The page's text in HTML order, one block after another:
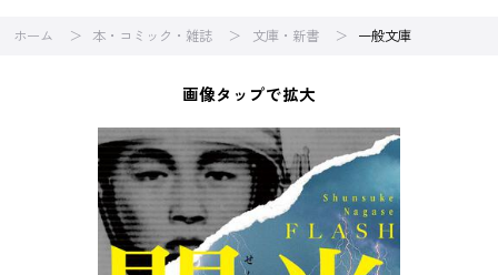
ホーム 本・コミック・雑誌 文庫・新書 一般文庫
画像タップで拡大